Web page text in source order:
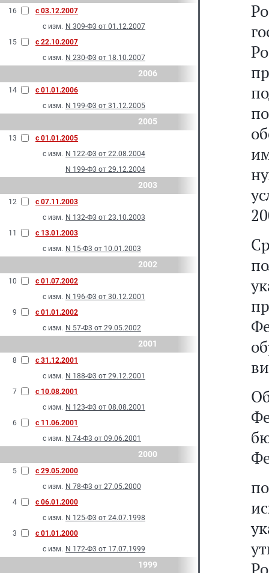
16
с 03.12.2007
с изм. N 309-Ф3 от 01.12.2007
15
с 22.10.2007
с изм. N 230-Ф3 от 18.10.2007
2006
14
с 01.01.2006
с изм. N 199-Ф3 от 31.12.2005
2005
13
с 01.01.2005
с изм. N 122-Ф3 от 22.08.2004
N 199-Ф3 от 29.12.2004
2003
12
с 07.11.2003
с изм. N 132-Ф3 от 23.10.2003
11
с 13.01.2003
с изм. N 15-Ф3 от 10.01.2003
2002
10
с 01.07.2002
с изм. N 196-Ф3 от 30.12.2001
9
с 01.01.2002
с изм. N 57-Ф3 от 29.05.2002
2001
8
с 31.12.2001
с изм. N 188-Ф3 от 29.12.2001
7
с 10.08.2001
с изм. N 123-Ф3 от 08.08.2001
6
с 11.06.2001
с изм. N 74-Ф3 от 09.06.2001
2000
5
с 29.05.2000
с изм. N 78-Ф3 от 27.05.2000
4
с 06.01.2000
с изм. N 125-Ф3 от 24.07.1998
3
с 01.01.2000
с изм. N 172-Ф3 от 17.07.1999
1999